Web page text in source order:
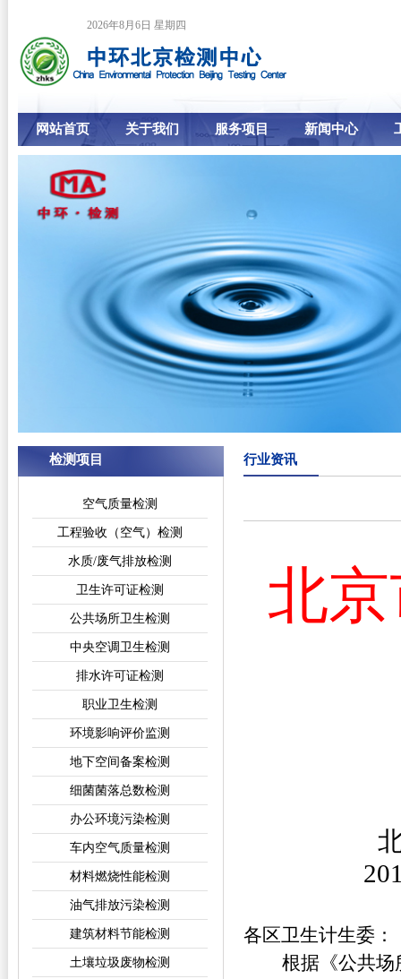
2026年8月6日 星期四
网站首页 关于我们 服务项目 新闻中心
检测项目
空气质量检测
工程验收（空气）检测
水质/废气排放检测
卫生许可证检测
公共场所卫生检测
中央空调卫生检测
排水许可证检测
职业卫生检测
环境影响评价监测
地下空间备案检测
细菌菌落总数检测
办公环境污染检测
车内空气质量检测
材料燃烧性能检测
油气排放污染检测
建筑材料节能检测
土壤垃圾废物检测
行业资讯
北
各区卫生计生委：
根据《公共